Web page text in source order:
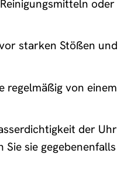
oder
starken Stößen und
regelmäßig von einem
der Uhr
Sie sie gegebenenfalls